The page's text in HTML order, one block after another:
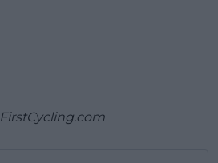
FirstCycling.com